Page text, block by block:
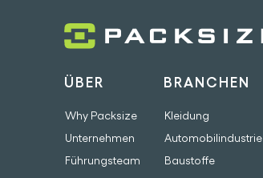
ÜBER
Why Packsize
Unternehmen
Führungsteam
BRANCHEN
Kleidung
Automobilindustrie
Baustoffe